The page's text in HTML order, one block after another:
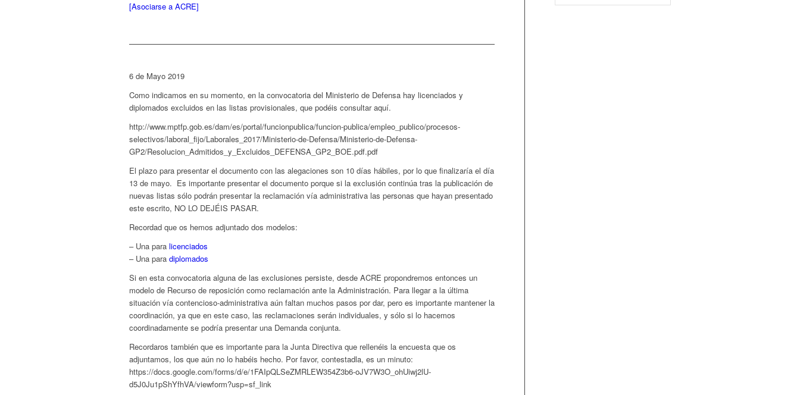
[Asociarse a ACRE]
6 de Mayo 2019
Como indicamos en su momento, en la convocatoria del Ministerio de Defensa hay licenciados y
diplomados excluidos en las listas provisionales, que podéis consultar aquí.
http://www.mptfp.gob.es/dam/es/portal/funcionpublica/funcion-publica/empleo_publico/procesos-
selectivos/laboral_fijo/Laborales_2017/Ministerio-de-Defensa/Ministerio-de-Defensa-
GP2/Resolucion_Admitidos_y_Excluidos_DEFENSA_GP2_BOE.pdf.pdf
El plazo para presentar el documento con las alegaciones son 10 días hábiles, por lo que finalizaría el día
13 de mayo. Es importante presentar el documento porque si la exclusión continúa tras la publicación de
nuevas listas sólo podrán presentar la reclamación vía administrativa las personas que hayan presentado
este escrito, NO LO DEJÉIS PASAR.
Recordad que os hemos adjuntado dos modelos:
– Una para licenciados
– Una para diplomados
Si en esta convocatoria alguna de las exclusiones persiste, desde ACRE propondremos entonces un
modelo de Recurso de reposición como reclamación ante la Administración. Para llegar a la última
situación vía contencioso-administrativa aún faltan muchos pasos por dar, pero es importante mantener la
coordinación, ya que en este caso, las reclamaciones serán individuales, y sólo si lo hacemos
coordinadamente se podría presentar una Demanda conjunta.
Recordaros también que es importante para la Junta Directiva que rellenéis la encuesta que os
adjuntamos, los que aún no lo habéis hecho. Por favor, contestadla, es un minuto:
https://docs.google.com/forms/d/e/1FAIpQLSeZMRLEW354Z3b6-oJV7W3O_ohUiwj2lU-
d5J0Ju1pShYfhVA/viewform?usp=sf_link